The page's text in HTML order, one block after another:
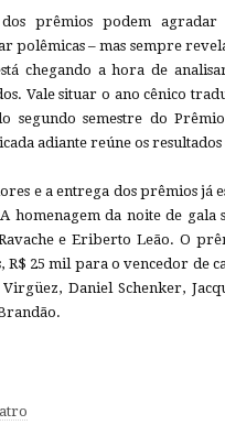
prêmios podem
polêmicas – mas sempre
chegando a hora de
Vale situar o ano cênico
segundo semestre do
adiante reúne os resultados
e a entrega dos prêmios já
homenagem da noite de
e Eriberto Leão. O
25 mil para o vencedor de
Daniel Schenker,